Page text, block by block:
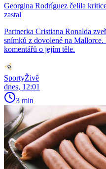
Georgina Rodríguez čelila
zastal
Partnerka Cristiana Ronalda
snímků z dovolené na
komentářů o jejím těle.
SportyŽivě
dnes, 12:01
3 min